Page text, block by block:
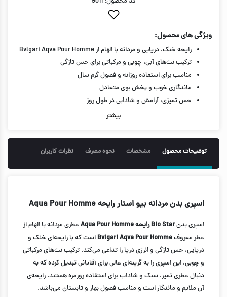
ویژگی های محصول:
رایحه خنک، دریایی و مردانه با الهام از Bvlgari Aqva Pour Homme
ترکیب نت‌های آبی، چوبی و مرکباتی برای حس تازگی
مناسب برای استفاده روزانه و فصول گرم سال
ماندگاری خوب و پخش بوی متعادل
حس تمیزی، آرامش و شادابی در طول روز
بیشتر
توضیحات محصول مشخصات نحوه مصرف نظرات کاربران
اسپری بدن مردانه بیو استار رایحه Aqua Pour Homme
اسپری بدنBio Star رایحه Aqua Pour Homme
عطری مردانه با الهام از
عطر معروفBvlgari Aqva Pour Homme است که با رایحه‌ای خنک و
دریایی، حس تازگی و انرژی دریا را تداعی می‌کند. ترکیب نت‌های مرکباتی
و چوبی، این اسپری را به گزینه‌ای عالی برای آقایانی تبدیل کرده که به
دنبال عطری تمیز، سبک و شاداب برای استفاده روزمره هستند. رایحه‌ی
آن ملایم و ماندگار است و مناسب فصول بهار و تابستان می‌باشد.